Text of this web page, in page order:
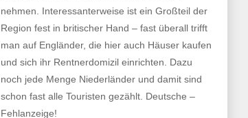
nehmen. Interessanterweise ist ein Großteil der
Region fest in britischer Hand – fast überall trifft
man auf Engländer, die hier auch Häuser kaufen
und sich ihr Rentnerdomizil einrichten. Dazu
noch jede Menge Niederländer und damit sind
schon fast alle Touristen gezählt. Deutsche –
Fehlanzeige!